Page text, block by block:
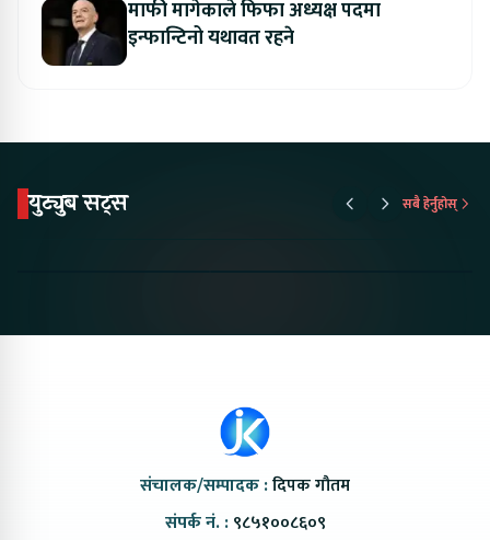
माफी मागेकाले फिफा अध्यक्ष पदमा
इन्फान्टिनो यथावत रहने
युट्युब सट्स सबै हेर्नुहोस्
संचालक/सम्पादक :दिपक गौतम
संपर्क नं. : ९८५१००८६०९